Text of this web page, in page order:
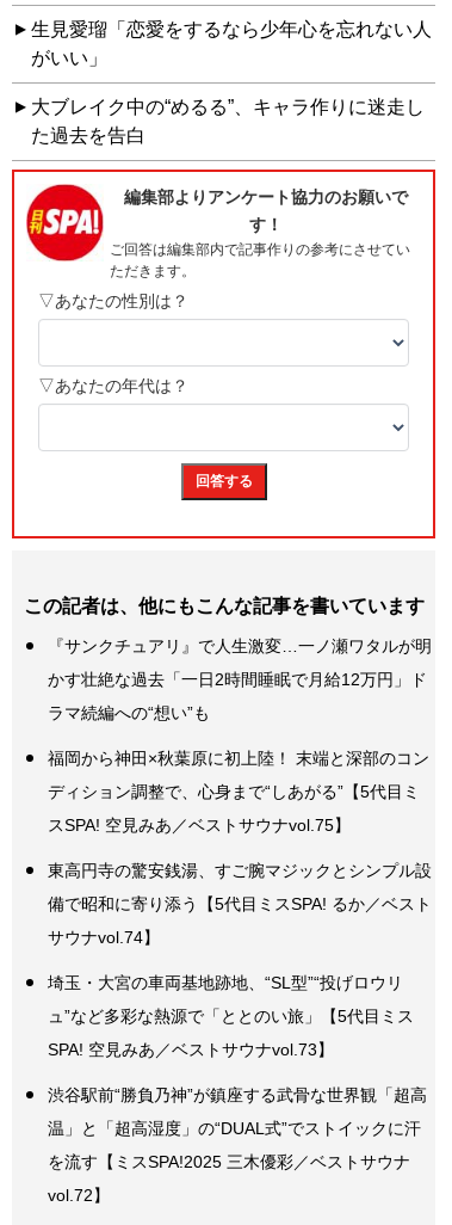
生見愛瑠「恋愛をするなら少年心を忘れない人
がいい」
大ブレイク中の“めるる”、キャラ作りに迷走し
た過去を告白
この記者は、他にもこんな記事を書いています
『サンクチュアリ』で人生激変…一ノ瀬ワタルが明
かす壮絶な過去「一日2時間睡眠で月給12万円」ド
ラマ続編への“想い”も
福岡から神田×秋葉原に初上陸！ 末端と深部のコン
ディション調整で、心身まで“しあがる”【5代目ミ
スSPA! 空見みあ／ベストサウナvol.75】
東高円寺の驚安銭湯、すご腕マジックとシンプル設
備で昭和に寄り添う【5代目ミスSPA! るか／ベスト
サウナvol.74】
埼玉・大宮の車両基地跡地、“SL型”“投げロウリ
ュ”など多彩な熱源で「ととのい旅」【5代目ミス
SPA! 空見みあ／ベストサウナvol.73】
渋谷駅前“勝負乃神”が鎮座する武骨な世界観「超高
温」と「超高湿度」の“DUAL式”でストイックに汗
を流す【ミスSPA!2025 三木優彩／ベストサウナ
vol.72】